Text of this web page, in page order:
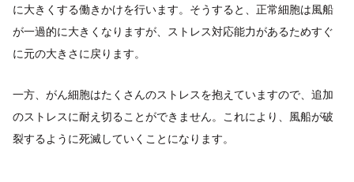
に大きくする働きかけを行います。そうすると、正常細胞は風船
が一過的に大きくなりますが、ストレス対応能力があるためすぐ
に元の大きさに戻ります。
一方、がん細胞はたくさんのストレスを抱えていますので、追加
のストレスに耐え切ることができません。これにより、風船が破
裂するように死滅していくことになります。